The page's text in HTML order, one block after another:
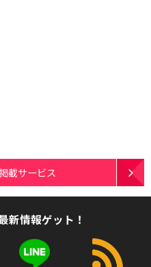
載サービス
新情報ゲット！